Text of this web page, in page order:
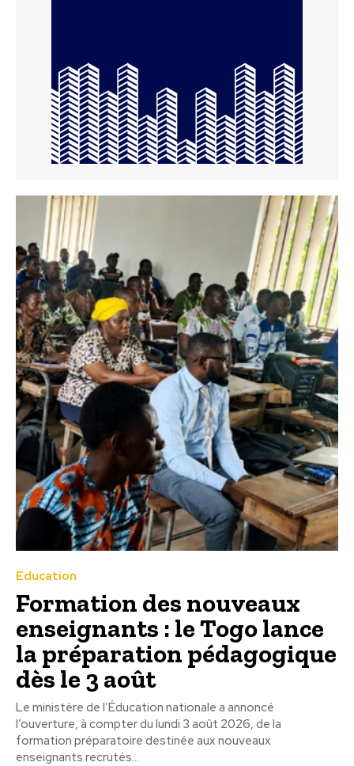
Education
Formation des nouveaux
enseignants : le Togo lance
la préparation pédagogique
dès le 3 août
Le ministère de l’Éducation nationale a annoncé
l’ouverture, à compter du lundi 3 août 2026, de la
formation préparatoire destinée aux nouveaux
enseignants recrutés...